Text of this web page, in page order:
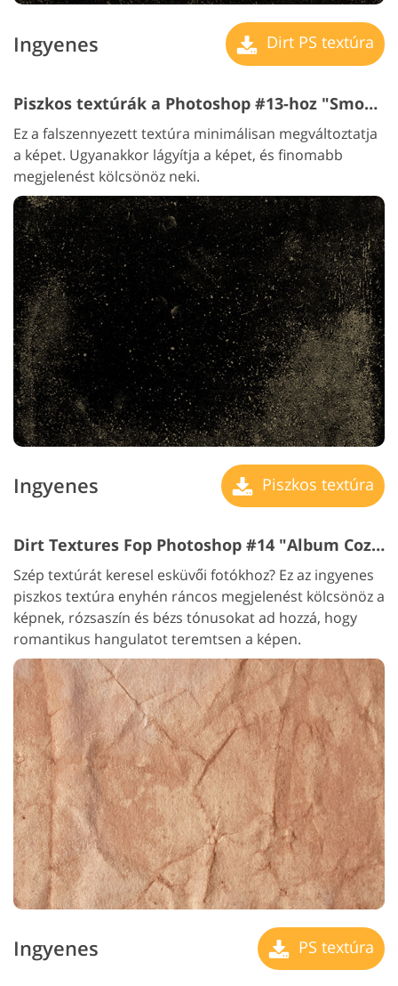
Ingyenes Dirt PS textúra
Piszkos textúrák a Photoshop #13-hoz "Smooth Elegance"
Ez a falszennyezett textúra minimálisan megváltoztatja
a képet. Ugyanakkor lágyítja a képet, és finomabb
megjelenést kölcsönöz neki.
Ingyenes Piszkos textúra
Dirt Textures Fop Photoshop #14 "Album Coziness"
Szép textúrát keresel esküvői fotókhoz? Ez az ingyenes
piszkos textúra enyhén ráncos megjelenést kölcsönöz a
képnek, rózsaszín és bézs tónusokat ad hozzá, hogy
romantikus hangulatot teremtsen a képen.
Ingyenes PS textúra